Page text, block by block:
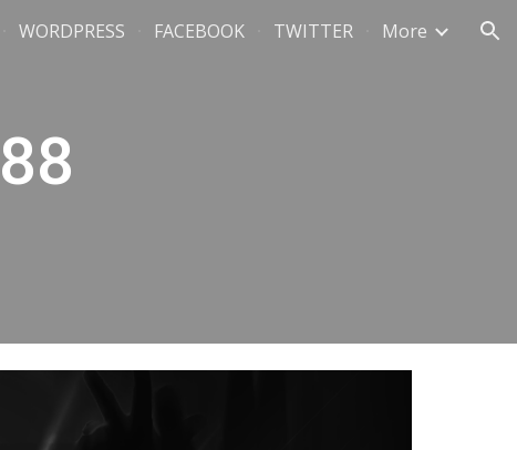
WORDPRESS FACEBOOK TWITTER More